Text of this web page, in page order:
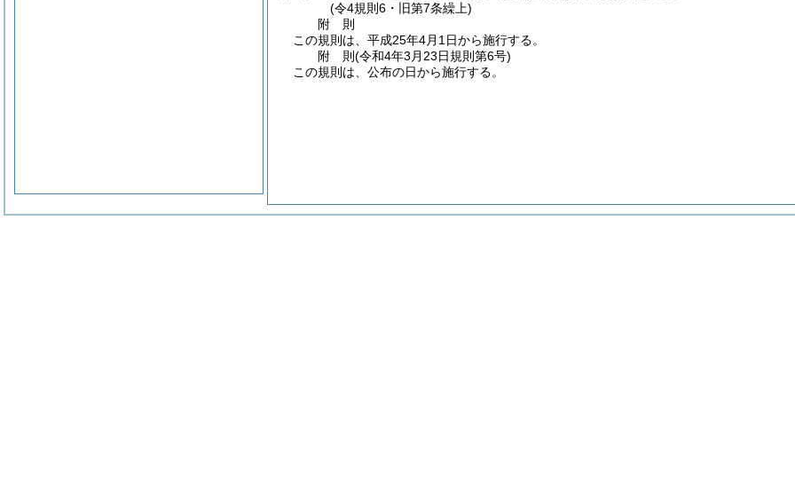
(令4規則6・旧第7条繰上)
附 則
この規則は、平成25年4月1日から施行する。
附 則(令和4年3月23日規則第6号)
この規則は、公布の日から施行する。